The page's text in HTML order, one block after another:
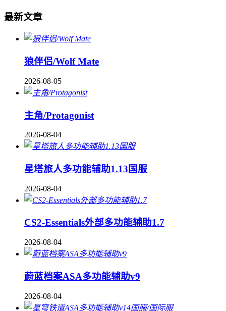
最新文章
狼伴侣/Wolf Mate
2026-08-05
主角/Protagonist
2026-08-04
星塔旅人多功能辅助1.13国服
2026-08-04
CS2-Essentials外部多功能辅助1.7
2026-08-04
蔚蓝档案ASA多功能辅助v9
2026-08-04